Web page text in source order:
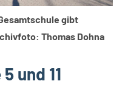
gibt
Thomas Dohna
und 11